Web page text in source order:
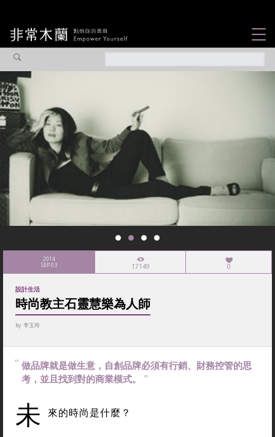
焦點企劃
社會企業
認識我們
2014
SEP 03 17149 0
設計生活
時尚教主石靈慧樂為人師
by 李玉玲
做品牌就是做生意，自創品牌必須有行銷、財務控管的思
考，並且找到對的商業模式。
未 來的時尚是什麼？